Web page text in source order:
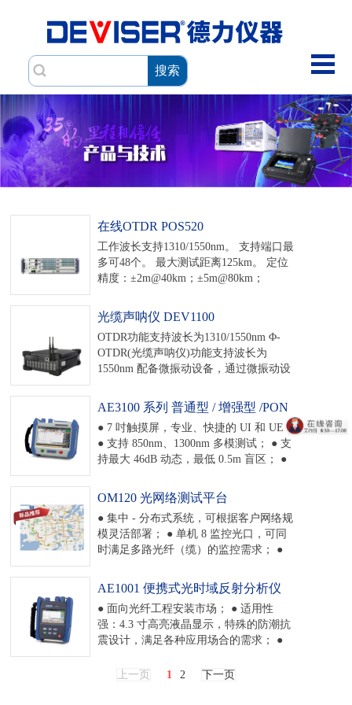
搜索
在线OTDR POS520
工作波长支持1310/1550nm。 支持端口最
多可48个。 最大测试距离125km。 定位
精度：±2m@40km；±5m@80km；
量精度0.001dB。
光缆声呐仪 DEV1100
OTDR功能支持波长为1310/1550nm Φ-
OTDR(光缆声呐仪)功能支持波长为
1550nm 配备微振动设备，通过微振动设
方式，可通过波形及声音提示快速锁定
目标光缆。 测试端口数量为20个。
OTDR功能最大测试距离160km，Φ-
OTDR(光缆声呐仪)功能最大测试距离
50km。 OTDR功能定位精度：
±10m@120km。 OTDR功能动态范围
38dB，Φ-OTDR(光缆声呐仪)功能动态范
围16dB。
AE3100 系列 普通型 / 增强型 /PON
型 / 多模 光时 域反射分析仪
(OTDR)
● 7 吋触摸屏，专业、快捷的 UI 和 UE；
● 支持 850nm、1300nm 多模测试； ● 支
持最大 46dB 动态，最低 0.5m 盲区； ●
测量、4 点法损耗计算、跨段功能； ● 齐
全的用户数据接口，支持 LAN、USB、
SD 等； ● 可支持 VFL、OPM、光纤显
微镜、稳定光源、线性视图、远程测量
等功能测试； ● AE3100 PON 系列具有
路器测试 PON 网络。
OM120 光网络测试平台
● 集中 - 分布式系统，可根据客户网络规
模灵活部署； ● 单机 8 监控光口，可同
时满足多路光纤（缆）的监控需求； ●
pad 等智能终端； ● 支持定时巡检、触发
测量及实时远程测量功能； ● 支持断
纤、宏弯、衰减三种故障报警，支持多
种报警方式； ● 支持测试数据历史纪录
查询、分析； ● 使故障报警关联自动化
监控网络（定制）。
AE1001 便携式光时域反射分析仪
（OTDR）
● 面向光纤工程安装市场； ● 适用性
强：4.3 寸高亮液晶显示，特殊的防潮抗
震设计，满足各种应用场合的需求； ●
接状态检测功能，保障测试精度及可靠
上一页 1 2 下一页